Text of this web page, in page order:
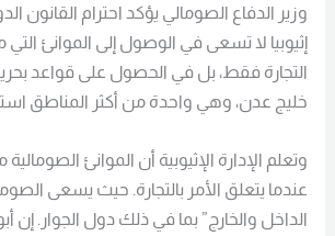
وزير الدفاع الصومالي يؤكد احترام القانون
إثيوبيا لا تسعى في الوصول إلى الموانئ
التجارة فقط، بل في الحصول على قواعد
خليج عدن، وهي واحدة من أكثر المناطق
وتعلم الإدارة الإثيوبية أن الموانئ الصومالية
عندما يتعلق الأمر بالتجارة. حيث يسعى
الداخل والخارج” بما في ذلك دول الجوار. إن